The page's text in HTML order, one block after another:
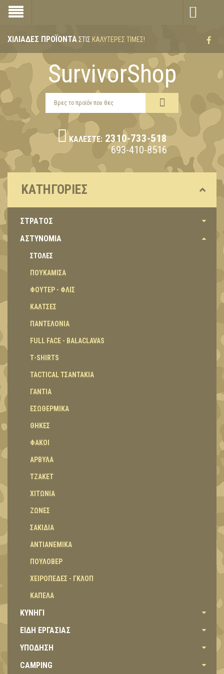
ΧΙΛΙΆΔΕΣ ΠΡΟΪΌΝΤΑΣΤΙΣ ΚΑΛΎΤΕΡΕΣ ΤΙΜΈΣ!
SurvivorShop
ΚΑΛΈΣΤΕ: 2310-733-518
693-410-8516
ΚΑΤΗΓΟΡΊΕΣ
ΣΤΡΑΤΟΣ
ΑΣΤΥΝΟΜΙΑ
ΣΤΟΛΕΣ
ΠΟΥΚΑΜΙΣΑ
ΦΟΥΤΕΡ - ΦΛΙΣ
ΚΑΛΤΣΕΣ
ΠΑΝΤΕΛΟΝΙΑ
FULL FACE - BALACLAVAS
Τ-SHIRTS
TACTICAL ΤΣΑΝΤΑΚΙΑ
ΓΑΝΤΙΑ
ΕΣΩΘΕΡΜΙΚΑ
ΘΗΚΕΣ
ΦΑΚΟΙ
ΑΡΒΥΛΑ
ΤΖΑΚΕΤ
ΧΙΤΩΝΙΑ
ΖΩΝΕΣ
ΣΑΚΙΔΙΑ
ΑΝΤΙΑΝΕΜΙΚΑ
ΠΟΥΛΟΒΕΡ
ΧΕΙΡΟΠΕΔΕΣ - ΓΚΛΟΠ
ΚΑΠΕΛΑ
ΚΥΝΗΓΙ
ΕΙΔΗ ΕΡΓΑΣΙΑΣ
ΥΠΟΔΗΣΗ
CAMPING